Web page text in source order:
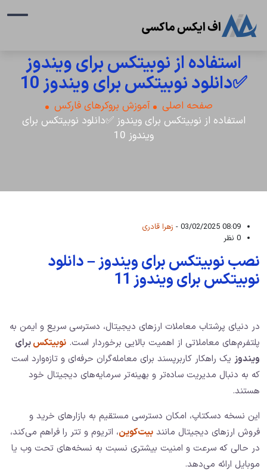
استفاده از نوبیتکس برای ویندوز
✅دانلود نوبیتکس برای ویندوز 10
صفحه اصلی
آموزش بروکرهای فارکس
استفاده از نوبیتکس برای ویندوز ✅دانلود نوبیتکس برای
ویندوز 10
08:09 03/02/2025 -
زهرا قادری
0 نظر
نصب نوبیتکس برای ویندوز – دانلود
نوبیتکس برای ویندوز 11
در دنیای پرشتاب معاملات ارزهای دیجیتال، دسترسی سریع و ایمن به
پلتفرم‌های معاملاتی از اهمیت بالایی برخوردار است. نوبیتکسبرای
ویندوز یک راهکار کاربرپسند برای معامله‌گران حرفه‌ای و تازه‌وارد است
که به دنبال مدیریت ساده‌تر و بهینه‌تر سرمایه‌های دیجیتال خود
هستند.
این نسخه دسکتاپ، امکان دسترسی مستقیم به بازارهای خرید و
فروش ارزهای دیجیتال مانند بیت‌کوین، اتریوم و تتر را فراهم می‌کند،
در حالی که سرعت و امنیت بیشتری نسبت به نسخه‌های تحت وب یا
موبایل ارائه می‌دهد.